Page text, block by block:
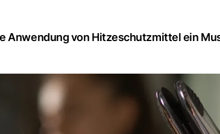
Anwendung von Hitzeschutzmittel ein